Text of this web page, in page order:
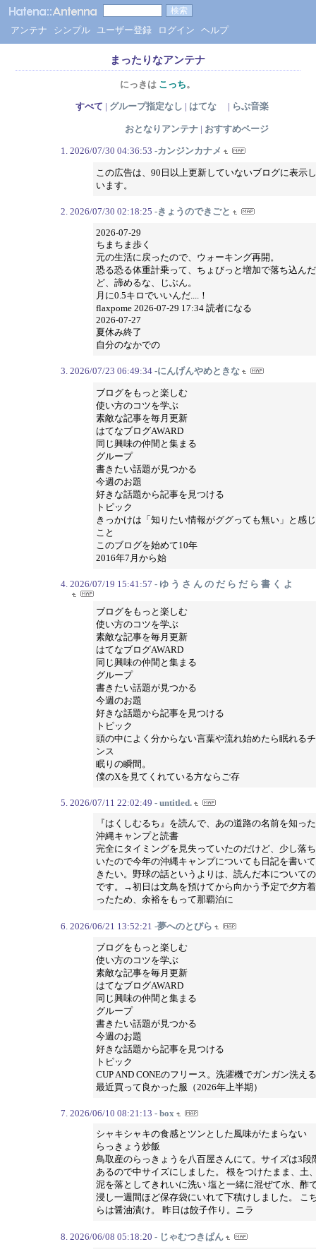
アンテナ シンプル ユーザー登録 ログイン ヘルプ
まったりなアンテナ
にっきは こっち。
すべて | グループ指定なし | はてな | らぶ音楽
おとなりアンテナ| おすすめページ
2026/07/30 04:36:53 -カンジンカナメ
この広告は、90日以上更新していないブログに表示
います。
2026/07/30 02:18:25 -きょうのできごと
2026-07-29
ちまちま歩く
元の生活に戻ったので、ウォーキング再開。
恐る恐る体重計乗って、ちょびっと増加で落ち込ん
ど、諦めるな、じぶん。
月に0.5キロでいいんだ....！
flaxpome 2026-07-29 17:34 読者になる
2026-07-27
夏休み終了
自分のなかでの
2026/07/23 06:49:34 -にんげんやめときな
ブログをもっと楽しむ
使い方のコツを学ぶ
素敵な記事を毎月更新
はてなブログAWARD
同じ興味の仲間と集まる
グループ
書きたい話題が見つかる
今週のお題
好きな話題から記事を見つける
トピック
きっかけは「知りたい情報がググっても無い」と感
こと
このブログを始めて10年
2016年7月から始
2026/07/19 15:41:57 - ゆ う さ ん の だ ら だ ら 書 く よ
ブログをもっと楽しむ
使い方のコツを学ぶ
素敵な記事を毎月更新
はてなブログAWARD
同じ興味の仲間と集まる
グループ
書きたい話題が見つかる
今週のお題
好きな話題から記事を見つける
トピック
頭の中によく分からない言葉や流れ始めたら眠れる
ンス
眠りの瞬間。
僕のXを見てくれている方ならご存
2026/07/11 22:02:49 - untitled.
『はくしむるち』を読んで、あの道路の名前を知った
沖縄キャンプと読書
完全にタイミングを見失っていたのだけど、少し落
いたので今年の沖縄キャンプについても日記を書い
きたい。野球の話というよりは、読んだ本について
です。→初日は文鳥を預けてから向かう予定で夕方
ったため、余裕をもって那覇泊に
2026/06/21 13:52:21 -夢へのとびら
ブログをもっと楽しむ
使い方のコツを学ぶ
素敵な記事を毎月更新
はてなブログAWARD
同じ興味の仲間と集まる
グループ
書きたい話題が見つかる
今週のお題
好きな話題から記事を見つける
トピック
CUP AND CONEのフリース。洗濯機でガンガン洗え
最近買って良かった服（2026年上半期）
2026/06/10 08:21:13 - box
シャキシャキの食感とツンとした風味がたまらない
らっきょう炒飯
鳥取産のらっきょうを八百屋さんにて。サイズは3段
あるので中サイズにしました。 根をつけたまま、土
泥を落としてきれいに洗い 塩と一緒に混ぜて水、酢
浸し一週間ほど保存袋にいれて下積けしました。 こ
らは醤油漬け。 昨日は餃子作り。ニラ
2026/06/08 05:18:20 - じゃむつきぱん